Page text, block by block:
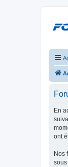
En
ont
Nos